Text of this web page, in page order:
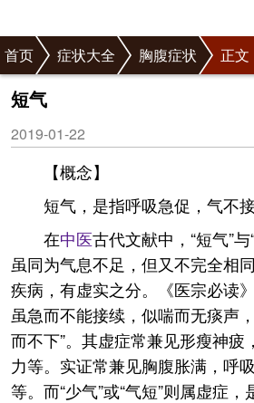
首页 症状大全 胸腹症状 正文
短气
2019-01-22
【概念】
短气，是指呼吸急促，气不接
在中医古代文献中，“短气”与
虽同为气息不足，但又不完全相
疾病，有虚实之分。《医宗必读
虽急而不能接续，似喘而无痰声
而不下”。其虚症常兼见形瘦神疲
力等。实证常兼见胸腹胀满，呼
等。而“少气”或“气短”则属虚症